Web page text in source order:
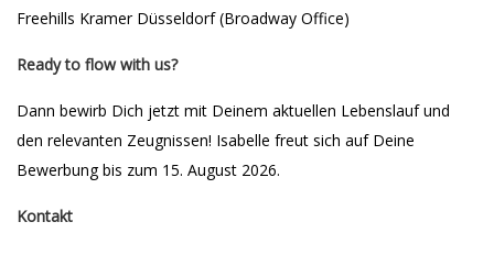
Freehills Kramer Düsseldorf (Broadway Office)
Ready to flow with us?
Dann bewirb Dich jetzt mit Deinem aktuellen Lebenslauf und
den relevanten Zeugnissen! Isabelle freut sich auf Deine
Bewerbung bis zum 15. August 2026.
Kontakt